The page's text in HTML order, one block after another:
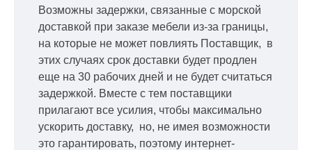
Возможны задержки, связанные с морской
доставкой при заказе мебели из-за границы,
на которые не может повлиять Поставщик, в
этих случаях срок доставки будет продлен
еще на 30 рабочих дней и не будет считаться
задержкой. Вместе с тем поставщики
прилагают все усилия, чтобы максимально
ускорить доставку, но, не имея возможности
это гарантировать, поэтому интернет-